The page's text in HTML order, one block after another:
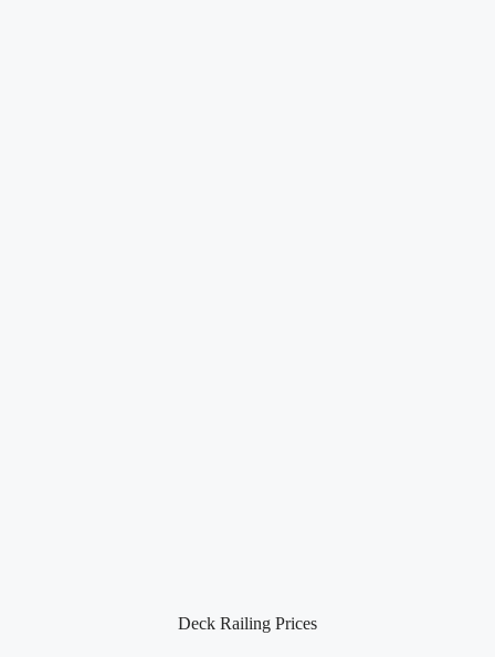
Deck Railing Prices